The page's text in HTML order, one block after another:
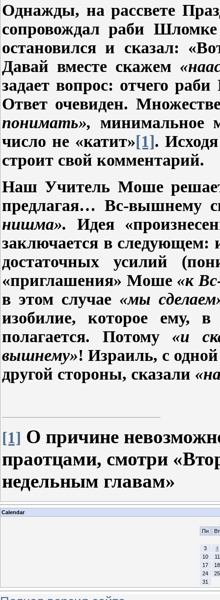
Однажды, на рассвете
сопровождал раби
остановился и сказал:
Давай вместе скажем
задает вопрос: отчего
Ответ очевиден.
понимать», минимальное
число не «катит»[1].
строит свой комментарий.
Наш Учитель Моше решает
предлагая… Вс-вышнему
нишма».Идея
заключается в следующем:
достаточных усилий
«приглашения» Моше «к
в этом случае «мы
изобилие, которое ему,
полагается. Потому «и
вышнему»! Израиль, с
другой стороны, сказали
[1] О причине
праотцами, смотри
недельным главам»
Calendar
Пн
Вт
3
4
10
11
17
18
24
25
31